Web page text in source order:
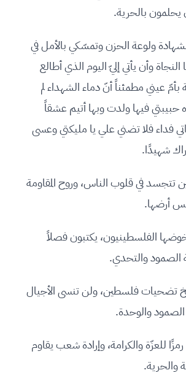
يحلمون بالحرية.
ولوعة الحزن وتمسّكي بالأمل في
النجاة وأن يأتي إليّ اليوم الذي أطالع
عيني مطمئناً أنّ دماء الشهداء لم
فيها ولدت وبها أتيم عشقاً
فداء فلا تضني علي يا مليكتي وعسى
شهيدًا.
في قلوب الناس، وروح المقاومة
أرضها.
الفلسطينيون، يكتبون فصلاً
الصمود والتحدي.
تضحيات فلسطين، ولن تنسى الأجيال
والوحدة.
للعزّة والكرامة، وإرادة شعب يقاوم
والحرية.